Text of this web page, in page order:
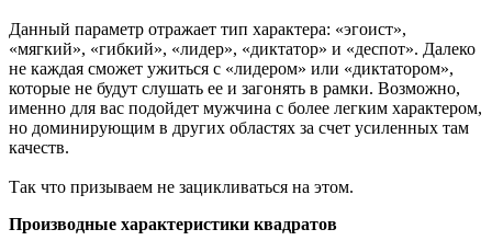
Данный параметр отражает тип характера: «эгоист»,
«мягкий», «гибкий», «лидер», «диктатор» и «деспот». Далеко
не каждая сможет ужиться с «лидером» или «диктатором»,
которые не будут слушать ее и загонять в рамки. Возможно,
именно для вас подойдет мужчина с более легким характером,
но доминирующим в других областях за счет усиленных там
качеств.
Так что призываем не зацикливаться на этом.
Производные характеристики квадратов